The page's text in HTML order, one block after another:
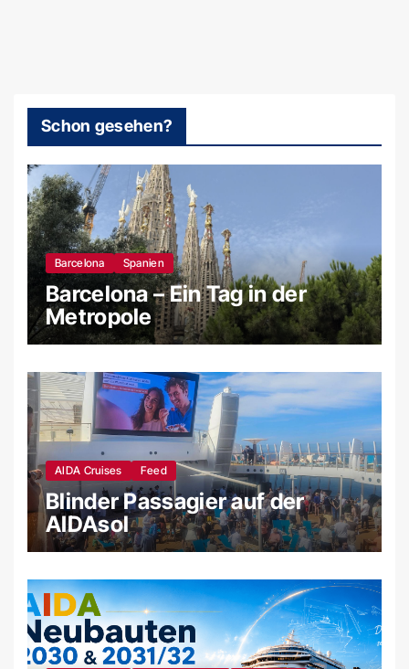
Schon gesehen?
Barcelona Spanien
Barcelona – Ein Tag in der
Metropole
AIDA Cruises Feed
Blinder Passagier auf der
AIDAsol